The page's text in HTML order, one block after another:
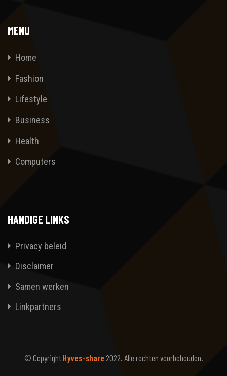
MENU
Home
Fashion
Lifestyle
Business
Health
Computers
HANDIGE LINKS
Privacy beleid
Disclaimer
Samen werken
Linkpartners
© Copyright Hyves-share 2022. Alle rechten voorbehouden.